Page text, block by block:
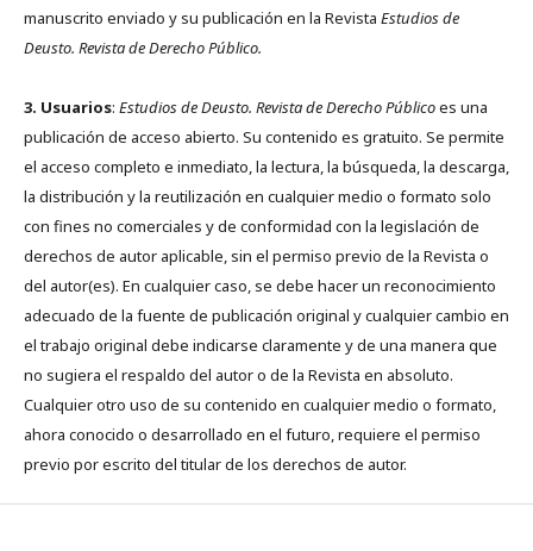
manuscrito enviado y su publicación en la Revista Estudios de
Deusto. Revista de Derecho Público.
3. Usuarios: Estudios de Deusto. Revista de Derecho Públicoes una
publicación de acceso abierto. Su contenido es gratuito. Se permite
el acceso completo e inmediato, la lectura, la búsqueda, la descarga,
la distribución y la reutilización en cualquier medio o formato solo
con fines no comerciales y de conformidad con la legislación de
derechos de autor aplicable, sin el permiso previo de la Revista o
del autor(es). En cualquier caso, se debe hacer un reconocimiento
adecuado de la fuente de publicación original y cualquier cambio en
el trabajo original debe indicarse claramente y de una manera que
no sugiera el respaldo del autor o de la Revista en absoluto.
Cualquier otro uso de su contenido en cualquier medio o formato,
ahora conocido o desarrollado en el futuro, requiere el permiso
previo por escrito del titular de los derechos de autor.